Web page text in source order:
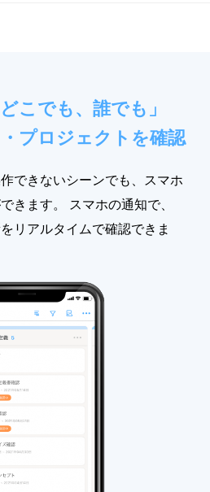
こでも、誰でも」
プロジェクトを確認
できないシーンでも、スマホ
きます。 スマホの通知で、
リアルタイムで確認できま